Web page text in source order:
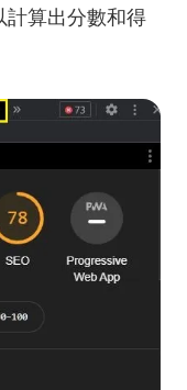
計算出分數和得